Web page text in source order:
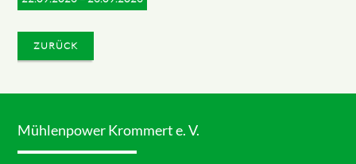
ZURÜCK
Mühlenpower Krommert e. V.